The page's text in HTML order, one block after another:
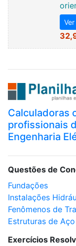
Calculadoras
profissionais
Engenharia
Questões de
Fundações
Instalações
Fenômenos de
Estruturas de
Exercícios